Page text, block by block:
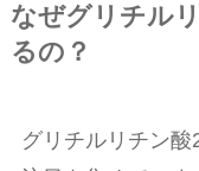
なぜグリチル
るの？
グリチルリチン